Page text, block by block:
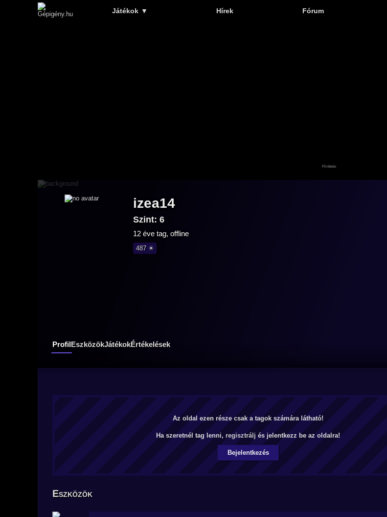
Játékok ▼ Hírek Fórum
izea14
Szint: 6
12 éve tag, offline
487 ☀
ProfilEszközökJátékokÉrtékelések
Az oldal ezen része csak a tagok számára látható!
Ha szeretnél tag lenni, regisztrálj és jelentkezz be az oldalra!
Bejelentkezés
Eszközök